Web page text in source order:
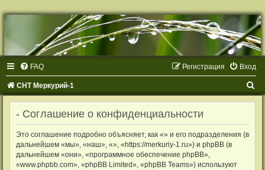
с
а
я
FAQ Вход
Регистрация
СНТ Меркурий-1
- Соглашение о конфиденциальности
Это соглашение подробно объясняет, как «» и его подразделения (в
дальнейшем «мы», «наш», «», «https://merkuriy-1.ru») и phpBB (в
дальнейшем «они», «программное обеспечение phpBB»,
«www.phpbb.com», «phpBB Limited», «phpBB Teams») используют